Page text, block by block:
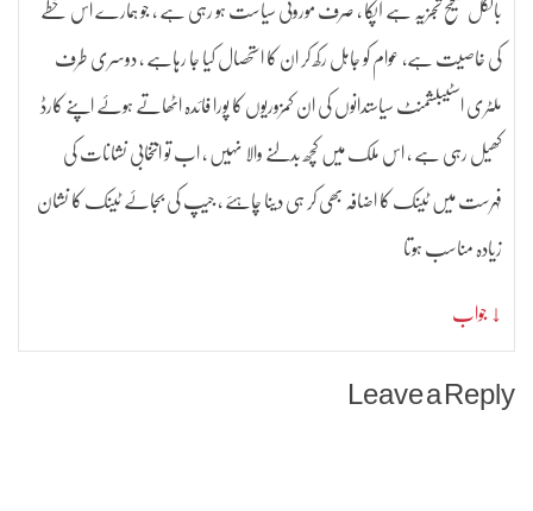
بالکل صحیح تجزیہ ہے آپکا ، صرف موروثی سیاست ہو رہی ہے ، جو ہمارے اس خطے
کی خاصیت ہے، عوام کو جاہل رکھ کر ان کا استحصال کیا جا رہاہے ، دوسری طرف
ملٹری اسٹیبلشمنٹ سیاستدانوں کی ان کمزوریوں کا پورا فائدہ اٹھاتے ہوۓ اپنے کارڈ
کھیل رہی ہے ، اس ملک میں کچھ بدلنے والا نہیں ، اب تو انتخابی نشانات کی
فہرست میں ٹینک کا اضافہ بھی کر ہی دینا چاہئے ، جیپ کی بجاۓ ٹینک کا نشان
زیادہ مناسب ہوتا
↓ جواب
Leave a Reply